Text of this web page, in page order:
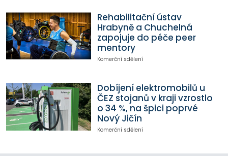
Rehabilitační ústav
Hrabyně a Chuchelná
zapojuje do péče peer
mentory
Komerční sdělení
Dobíjení elektromobilů u
ČEZ stojanů v kraji vzrostlo
o 34 %, na špici poprvé
Nový Jičín
Komerční sdělení